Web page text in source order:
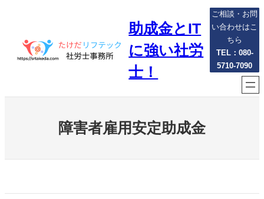
プ
助成金とIT
に強い社労
士！
ご相談・お問
い合わせはこ
ちら
TEL：080-
5710-7090
障害者雇用安定助成金